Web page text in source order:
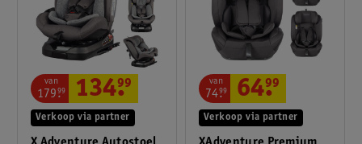
Verkoop via partner
van
179.
99 134.
99
Verkoop via partner
van
74.
99 64.
99